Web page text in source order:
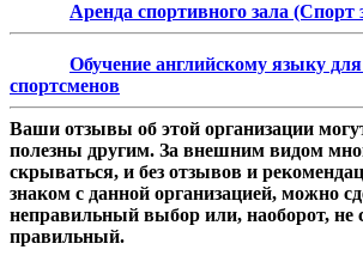
Аренда спортивного зала (Спорт
Обучение английскому языку
спортсменов
Ваши отзывы об этой организации
полезны другим. За внешним видом
скрываться, и без отзывов и
знаком с данной организацией, можно
неправильный выбор или, наоборот, не
правильный.